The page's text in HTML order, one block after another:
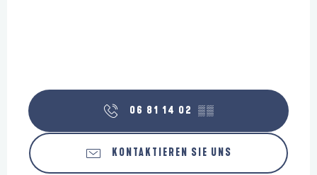
06 81 14 02 ▒▒
KONTAKTIEREN SIE UNS